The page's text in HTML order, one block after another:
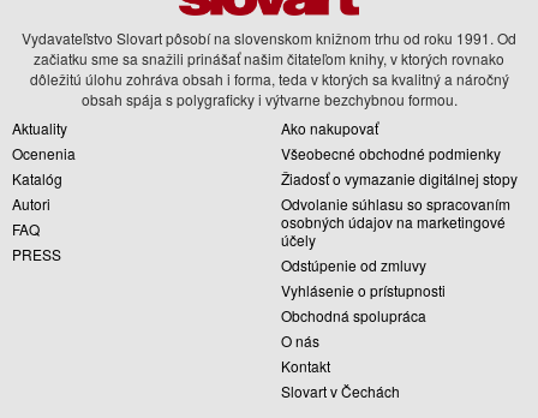
Vydavateľstvo Slovart pôsobí na slovenskom knižnom trhu od roku 1991. Od
začiatku sme sa snažili prinášať našim čitateľom knihy, v ktorých rovnako
dôležitú úlohu zohráva obsah i forma, teda v ktorých sa kvalitný a náročný
obsah spája s polygraficky i výtvarne bezchybnou formou.
Aktuality
Ocenenia
Katalóg
Autori
FAQ
PRESS
Ako nakupovať
Všeobecné obchodné podmienky
Žiadosť o vymazanie digitálnej stopy
Odvolanie súhlasu so spracovaním
osobných údajov na marketingové
účely
Odstúpenie od zmluvy
Vyhlásenie o prístupnosti
Obchodná spolupráca
O nás
Kontakt
Slovart v Čechách